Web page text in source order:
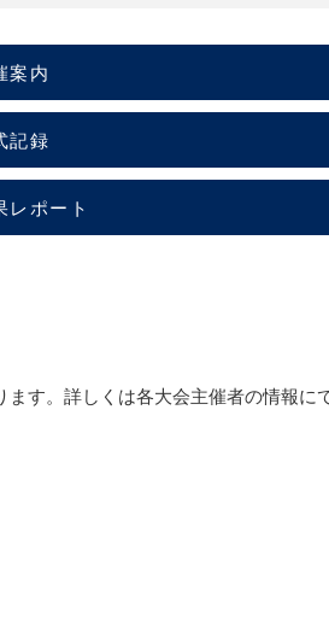
案内
記録
レポート
す。詳しくは各大会主催者の情報に